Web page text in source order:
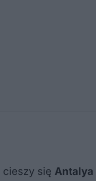
się Antalya